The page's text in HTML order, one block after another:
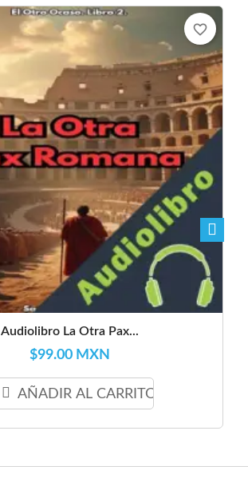
Audiolibro La Otra Pax...
$99.00 MXN
AÑADIR AL CARRITO
favorite_border